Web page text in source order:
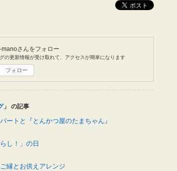
ポスト
manoさんをフォロー
の更新情報が受け取れて、アクセスが簡単になります
フォロー
」 の記事
ートと『とんかつ屋のたまちゃん』
し！」の日
縁とお供えアレンジ